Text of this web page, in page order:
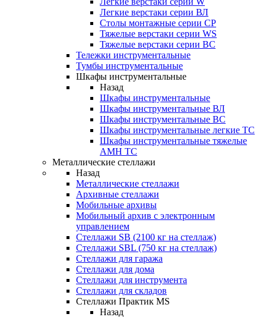
Легкие верстаки серии ВЛ
Столы монтажные серии СР
Тяжелые верстаки серии WS
Тяжелые верстаки серии ВС
Тележки инструментальные
Тумбы инструментальные
Шкафы инструментальные
Назад
Шкафы инструментальные
Шкафы инструментальные ВЛ
Шкафы инструментальные ВС
Шкафы инструментальные легкие ТС
Шкафы инструментальные тяжелые
AMH TC
Металлические стеллажи
Назад
Металлические стеллажи
Архивные стеллажи
Мобильные архивы
Мобильный архив с электронным
управлением
Стеллажи SB (2100 кг на стеллаж)
Стеллажи SBL (750 кг на стеллаж)
Стеллажи для гаража
Стеллажи для дома
Стеллажи для инструмента
Стеллажи для складов
Стеллажи Практик MS
Назад